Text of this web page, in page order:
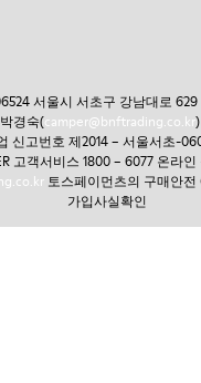
서울시 서초구 강남대로 629
경숙(camper@bnftrading.co.kr
신고번호 제2014 – 서울서초-
고객서비스 1800 – 6077 온라
토스페이먼츠의 구매안전
가입사실확인